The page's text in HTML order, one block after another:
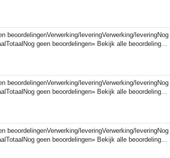
beoordelingenVerwerking/leveringVerwerking/
geen beoordelingen» Bekijk alle beoordeling...
beoordelingenVerwerking/leveringVerwerking/
geen beoordelingen» Bekijk alle beoordeling...
beoordelingenVerwerking/leveringVerwerking/
geen beoordelingen» Bekijk alle beoordeling...